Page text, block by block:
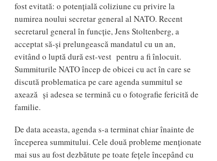
fost evitată: o potențială coliziune cu privire la
numirea noului secretar general al NATO. Recent
secretarul general în funcție, Jens Stoltenberg, a
acceptat să-și prelungească mandatul cu un an,
evitând o luptă dură est-vest pentru a fi înlocuit.
Summiturile NATO încep de obicei cu act în care se
discută problematica pe care agenda summitul se
axează și adesea se termină cu o fotografie fericită de
familie.
De data aceasta, agenda s-a terminat chiar înainte de
începerea summitului. Cele două probleme menționate
mai sus au fost dezbătute pe toate fețele începând cu